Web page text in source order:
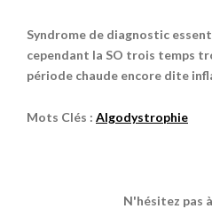
Syndrome de diagnostic
cependant la SO trois temps
période chaude encore dite
Mots Clés : Algodystrophie
N'hésitez pas